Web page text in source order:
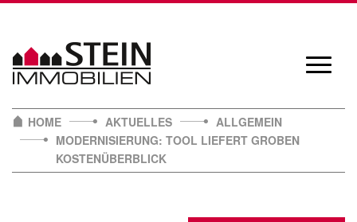
content
HOME
AKTUELLES
ALLGEMEIN
MODERNISIERUNG: TOOL LIEFERT GROBEN
KOSTENÜBERBLICK